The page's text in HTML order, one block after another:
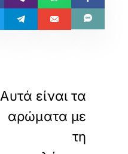
Αυτά είναι τα
αρώματα με
τη